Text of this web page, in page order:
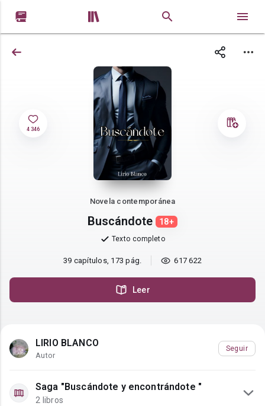
 
4 346
Novela contemporánea
Buscándote 18+
Texto completo
39 capítulos, 173 pág. 617 622
Leer
LIRIO BLANCO
Autor
Seguir
Saga "Buscándote y encontrándote "
2 libros